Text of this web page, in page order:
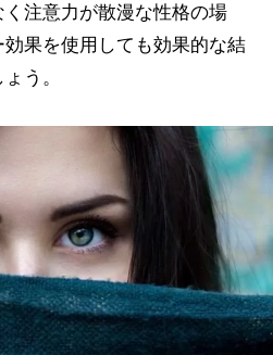
注意力が散漫な性格の場
果を使用しても効果的な結
う。